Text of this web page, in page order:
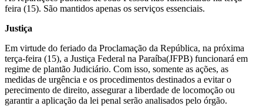
feira (15). São mantidos apenas os serviços essenciais.
Justiça
Em virtude do feriado da Proclamação da República, na próxima
terça-feira (15), a Justiça Federal na Paraíba(JFPB) funcionará em
regime de plantão Judiciário. Com isso, somente as ações, as
medidas de urgência e os procedimentos destinados a evitar o
perecimento de direito, assegurar a liberdade de locomoção ou
garantir a aplicação da lei penal serão analisados pelo órgão.